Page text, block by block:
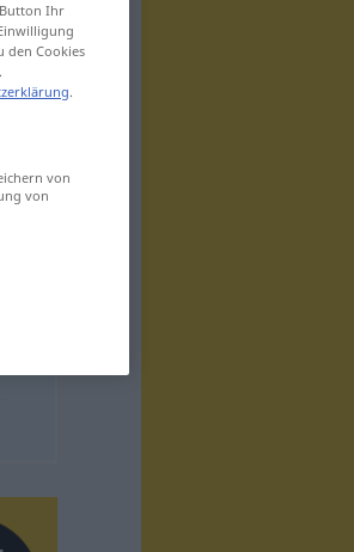
Ihr
den Cookies
.
von
von